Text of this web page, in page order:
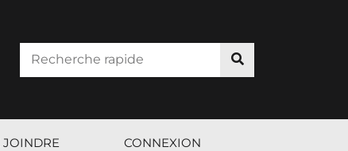
JOINDRE CONNEXION